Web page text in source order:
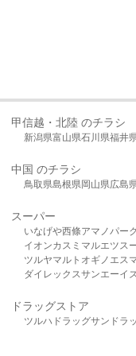
甲信越・北陸 のチラシ
新潟県富山県石川県福井
中国 のチラシ
鳥取県島根県岡山県広島
スーパー
いなげや西條アマノパー
イオンカスミ マルエツス
ツルヤマルト オギノ エス
ダイレックスサンエーイ
ドラッグストア
ツルハドラッグサンドラ